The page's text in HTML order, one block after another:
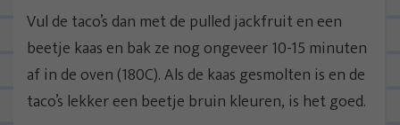
Vul de taco’s dan met de pulled jackfruit en een
beetje kaas en bak ze nog ongeveer 10-15 minuten
af in de oven (180C). Als de kaas gesmolten is en de
taco’s lekker een beetje bruin kleuren, is het goed.